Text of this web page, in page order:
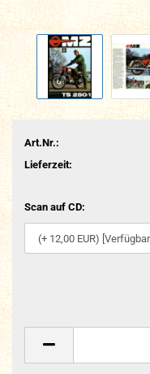
Art.Nr.:
Lieferzeit:
Scan auf CD: